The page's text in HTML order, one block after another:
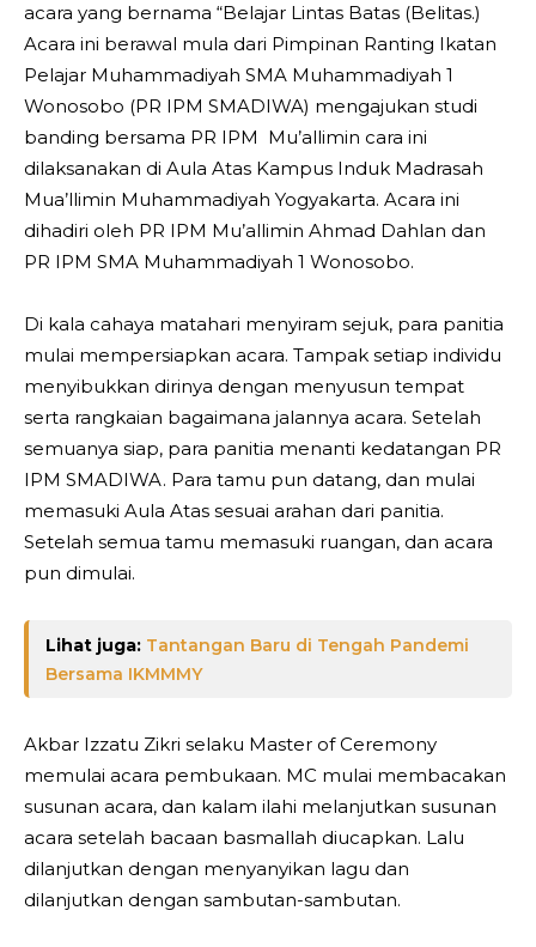
acara yang bernama “Belajar Lintas Batas (Belitas.)
Acara ini berawal mula dari Pimpinan Ranting Ikatan
Pelajar Muhammadiyah SMA Muhammadiyah 1
Wonosobo (PR IPM SMADIWA) mengajukan studi
banding bersama PR IPM Mu’allimin cara ini
dilaksanakan di Aula Atas Kampus Induk Madrasah
Mua’llimin Muhammadiyah Yogyakarta. Acara ini
dihadiri oleh PR IPM Mu’allimin Ahmad Dahlan dan
PR IPM SMA Muhammadiyah 1 Wonosobo.
Di kala cahaya matahari menyiram sejuk, para panitia
mulai mempersiapkan acara. Tampak setiap individu
menyibukkan dirinya dengan menyusun tempat
serta rangkaian bagaimana jalannya acara. Setelah
semuanya siap, para panitia menanti kedatangan PR
IPM SMADIWA. Para tamu pun datang, dan mulai
memasuki Aula Atas sesuai arahan dari panitia.
Setelah semua tamu memasuki ruangan, dan acara
pun dimulai.
Lihat juga: Tantangan Baru di Tengah Pandemi
Bersama IKMMMY
Akbar Izzatu Zikri selaku Master of Ceremony
memulai acara pembukaan. MC mulai membacakan
susunan acara, dan kalam ilahi melanjutkan susunan
acara setelah bacaan basmallah diucapkan. Lalu
dilanjutkan dengan menyanyikan lagu dan
dilanjutkan dengan sambutan-sambutan.